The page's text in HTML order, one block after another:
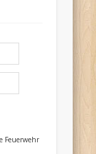
Feuerwehr